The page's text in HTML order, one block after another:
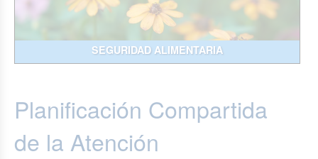
SEGURIDAD ALIMENTARIA
Planificación Compartida
de la Atención